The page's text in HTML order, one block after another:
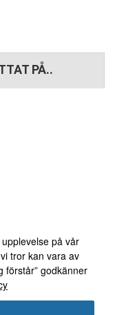
på vår
tror kan vara av
förstår” godkänner
PÅ..
30
KÖP!